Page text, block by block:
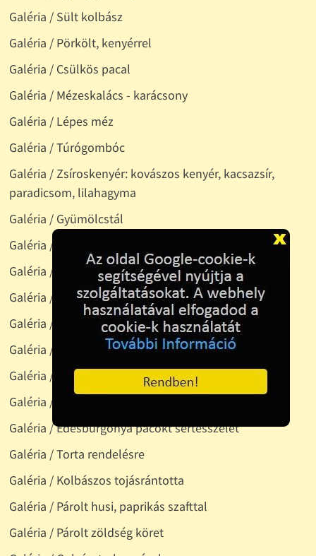
Galéria / Sült kolbász
Galéria / Pörkölt, kenyérrel
Galéria / Csülkös pacal
Galéria / Mézeskalács - karácsony
Galéria / Lépes méz
Galéria / Túrógombóc
Galéria / Zsíroskenyér: kovászos kenyér, kacsazsír,
paradicsom, lilahagyma
Galéria / Gyümölcstál
Galéria / Húsleves
Galéria / Rántott sertésszelez, tavaszi rizs
Galéria / Káposztasaláta
Galéria / Rántotthús, párolt zöldséggel
Galéria / Saláta
Galéria / Húsos káposzta
Galéria / Sülthús, sajttal
Galéria / Édesburgonya pácokt sertésszelet
Galéria / Torta rendelésre
Galéria / Kolbászos tojásrántotta
Galéria / Párolt husi, paprikás szafttal
Galéria / Párolt zöldség köret